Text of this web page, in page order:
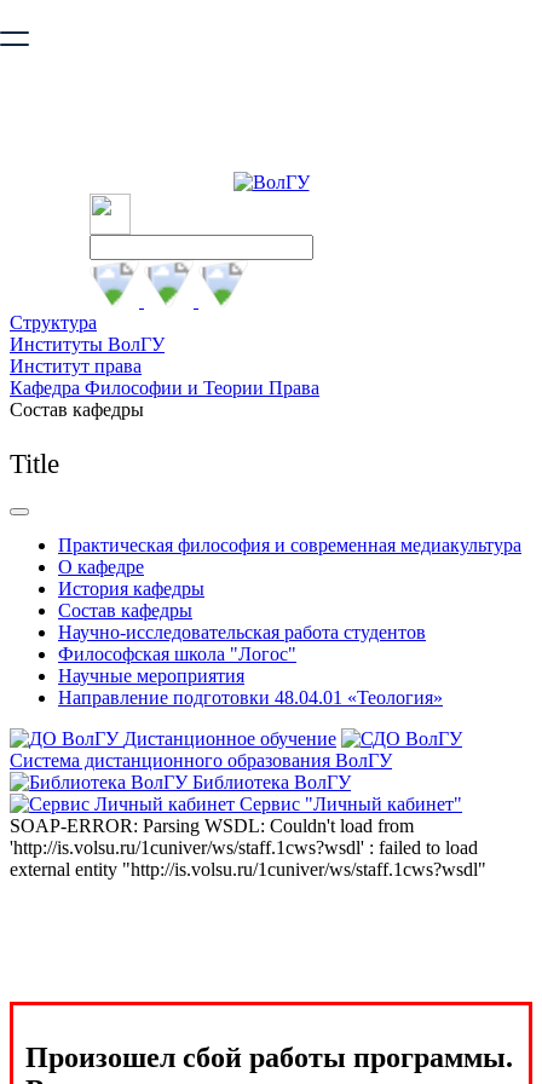
безопасную работу с сайтом. Пожалуйста
Структура
Институты ВолГУ
Институт права
Кафедра Философии и Теории Права
Состав кафедры
Title
Практическая философия и современная медиакультура
О кафедре
История кафедры
Состав кафедры
Научно-исследовательская работа студентов
Философская школа "Логос"
Научные мероприятия
Направление подготовки 48.04.01 «Теология»
Дистанционное обучение
Система дистанционного образования ВолГУ
Библиотека ВолГУ
Сервис "Личный кабинет"
SOAP-ERROR: Parsing WSDL: Couldn't load from
'http://is.volsu.ru/1cuniver/ws/staff.1cws?wsdl' : failed to load
external entity "http://is.volsu.ru/1cuniver/ws/staff.1cws?wsdl"
Произошел сбой работы программы.